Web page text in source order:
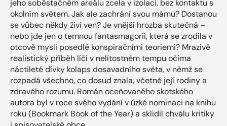
jeho soběstačném areálu zcela v izolaci, bez kontaktu s
okolním světem. Jak ale zachrání svou mámu? Dostanou
se vůbec někdy živí ven? Je vnější hrozba skutečná –
nebo jde jen o temnou fantasmagorii, která se zrodila v
otcově mysli posedlé konspiračními teoriemi? Mrazivě
realistický příběh líčí v nelítostném tempu očima
náctileté dívky kolaps dosavadního světa, v němž se
rozpadá všechno, co dosud znala, včetně její rodiny a
zdravého rozumu. Román oceňovaného skotského
autora byl v roce svého vydání v úzké nominaci na knihu
roku (Bookmark Book of the Year) a sklidil chválu kritiky